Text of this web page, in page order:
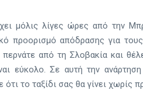
μόλις λίγες ώρες από την
προορισμό απόδρασης για
περνάτε από τη Σλοβακία και
εύκολο. Σε αυτή την
ότι το ταξίδι σας θα γίνει χωρίς